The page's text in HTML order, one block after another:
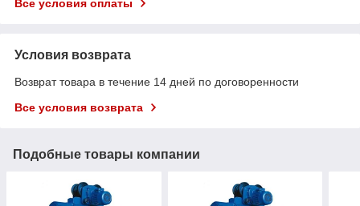
Все условия оплаты
Условия возврата
Возврат товара в течение 14 дней по договоренности
Все условия возврата
Подобные товары компании